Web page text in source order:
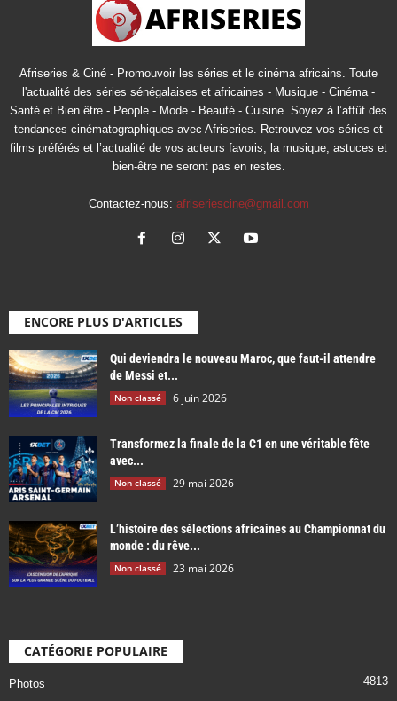
Afriseries & Ciné - Promouvoir les séries et le cinéma africains. Toute
l'actualité des séries sénégalaises et africaines - Musique - Cinéma -
Santé et Bien être - People - Mode - Beauté - Cuisine. Soyez à l’affût des
tendances cinématographiques avec Afriseries. Retrouvez vos séries et
films préférés et l’actualité de vos acteurs favoris, la musique, astuces et
bien-être ne seront pas en restes.
Contactez-nous: afriseriescine@gmail.com
ENCORE PLUS D'ARTICLES
Qui deviendra le nouveau Maroc, que faut-il attendre
de Messi et...
Non classé 6 juin 2026
Transformez la finale de la C1 en une véritable fête
avec...
Non classé 29 mai 2026
L’histoire des sélections africaines au Championnat du
monde : du rêve...
Non classé 23 mai 2026
CATÉGORIE POPULAIRE
Photos
4813